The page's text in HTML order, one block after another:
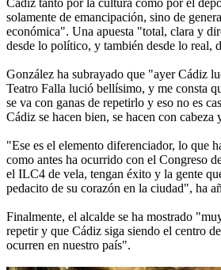
Cádiz tanto por la cultura como por el
solamente de emancipación, sino de
económica". Una apuesta "total, clara y
desde lo político, y también desde lo real,
González ha subrayado que "ayer Cádiz
Teatro Falla lució bellísimo, y me consta
se va con ganas de repetirlo y eso no es
Cádiz se hacen bien, se hacen con
"Ese es el elemento diferenciador, lo que
como antes ha ocurrido con el Congreso
el ILC4 de vela, tengan éxito y la gente
pedacito de su corazón en la ciudad", ha
Finalmente, el alcalde se ha mostrado
repetir y que Cádiz siga siendo el centro
ocurren en nuestro país".